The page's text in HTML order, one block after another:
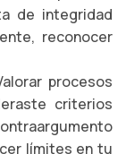
de integridad
reconocer
procesos
criterios
límites en tu